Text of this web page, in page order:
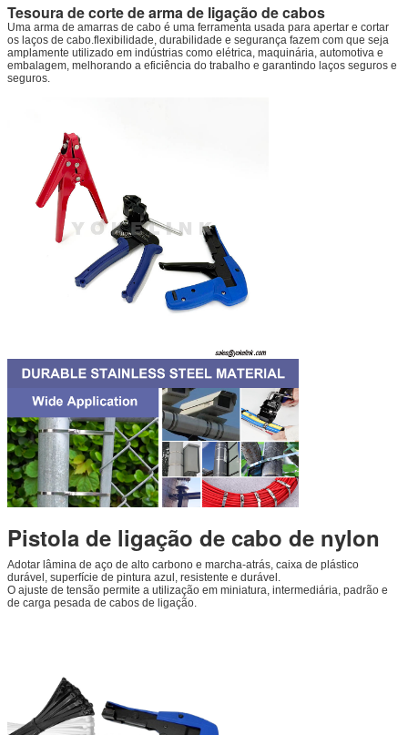
Tesoura de corte de arma de ligação de cabos
Uma arma de amarras de cabo é uma ferramenta usada para apertar e cortar
os laços de cabo.flexibilidade, durabilidade e segurança fazem com que seja
amplamente utilizado em indústrias como elétrica, maquinária, automotiva e
embalagem, melhorando a eficiência do trabalho e garantindo laços seguros e
seguros.
Pistola de ligação de cabo de nylon
Adotar lâmina de aço de alto carbono e marcha-atrás, caixa de plástico
durável, superfície de pintura azul, resistente e durável.
O ajuste de tensão permite a utilização em miniatura, intermediária, padrão e
de carga pesada de cabos de ligação.